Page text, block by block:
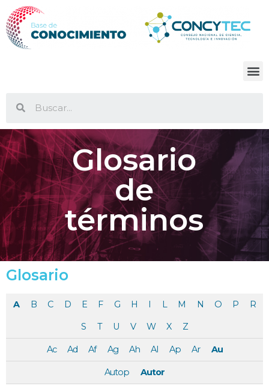
Glosario
de
términos
Glosario
A B C D E F G H I L M N O P R
S T U V W X Z
Ac Ad Af Ag Ah Al Ap Ar Au
Autop Autor